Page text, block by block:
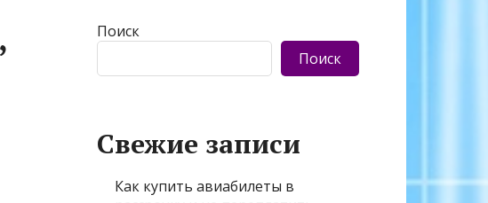
Поиск
Поиск
Свежие записи
Как купить авиабилеты в